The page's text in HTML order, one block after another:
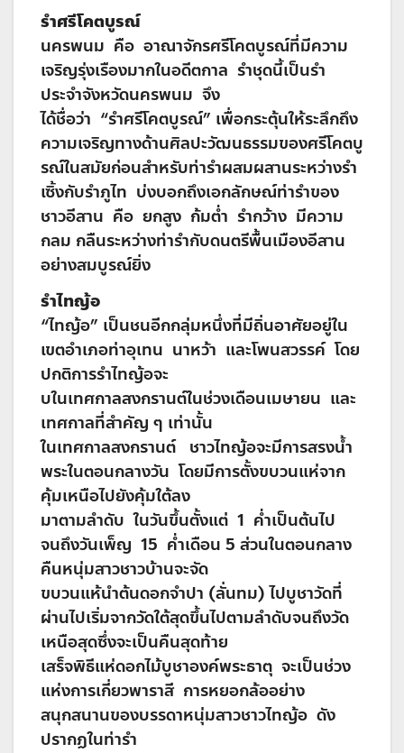
รำศรีโคตบูรณ์
นครพนม คือ อาณาจักรศรีโคตบูรณ์ที่มีความ
เจริญรุ่งเรืองมากในอดีตกาล รำชุดนี้เป็นรำ
ประจำจังหวัดนครพนม จึง
ได้ชื่อว่า “รำศรีโคตบูรณ์” เพื่อกระตุ้นให้ระลึกถึง
ความเจริญทางด้านศิลปะวัฒนธรรมของศรีโคตบู
รณ์ในสมัยก่อนสำหรับท่ารำผสมผสานระหว่างรำ
เซิ้งกับรำภูไท บ่งบอกถึงเอกลักษณ์ท่ารำของ
ชาวอีสาน คือ ยกสูง ก้มต่ำ รำกว้าง มีความ
กลม กลืนระหว่างท่ารำกับดนตรีพื้นเมืองอีสาน
อย่างสมบูรณ์ยิ่ง
รำไทญ้อ
“ไทญ้อ” เป็นชนอีกกลุ่มหนึ่งที่มีถิ่นอาศัยอยู่ใน
เขตอำเภอท่าอุเทน นาหว้า และโพนสวรรค์ โดย
ปกติการรำไทญ้อจะ
บในเทศกาลสงกรานต์ในช่วงเดือนเมษายน และ
เทศกาลที่สำคัญ ๆ เท่านั้น
ในเทศกาลสงกรานต์ ชาวไทญ้อจะมีการสรงน้ำ
พระในตอนกลางวัน โดยมีการตั้งขบวนแห่จาก
คุ้มเหนือไปยังคุ้มใต้ลง
มาตามลำดับ ในวันขึ้นตั้งแต่ 1 ค่ำเป็นต้นไป
จนถึงวันเพ็ญ 15 ค่ำเดือน 5 ส่วนในตอนกลาง
คืนหนุ่มสาวชาวบ้านจะจัด
ขบวนแห้นำต้นดอกจำปา (ลั่นทม) ไปบูชาวัดที่
ผ่านไปเริ่มจากวัดใต้สุดขึ้นไปตามลำดับจนถึงวัด
เหนือสุดซึ่งจะเป็นคืนสุดท้าย
เสร็จพิธีแห่ดอกไม้บูชาองค์พระธาตุ จะเป็นช่วง
แห่งการเกี่ยวพาราสี การหยอกล้ออย่าง
สนุกสนานของบรรดาหนุ่มสาวชาวไทญ้อ ดัง
ปรากฏในท่ารำ